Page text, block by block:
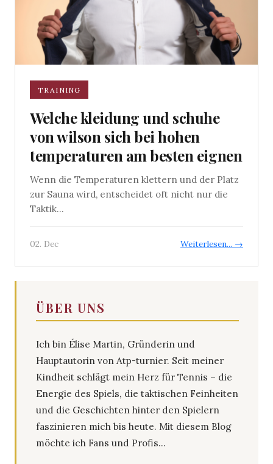
TRAINING
Welche kleidung und schuhe
von wilson sich bei hohen
temperaturen am besten eignen
Wenn die Temperaturen klettern und der Platz
zur Sauna wird, entscheidet oft nicht nur die
Taktik...
02. Dec Weiterlesen... →
ÜBER UNS
Ich bin Élise Martin, Gründerin und
Hauptautorin von Atp-turnier. Seit meiner
Kindheit schlägt mein Herz für Tennis – die
Energie des Spiels, die taktischen Feinheiten
und die Geschichten hinter den Spielern
faszinieren mich bis heute. Mit diesem Blog
möchte ich Fans und Profis...